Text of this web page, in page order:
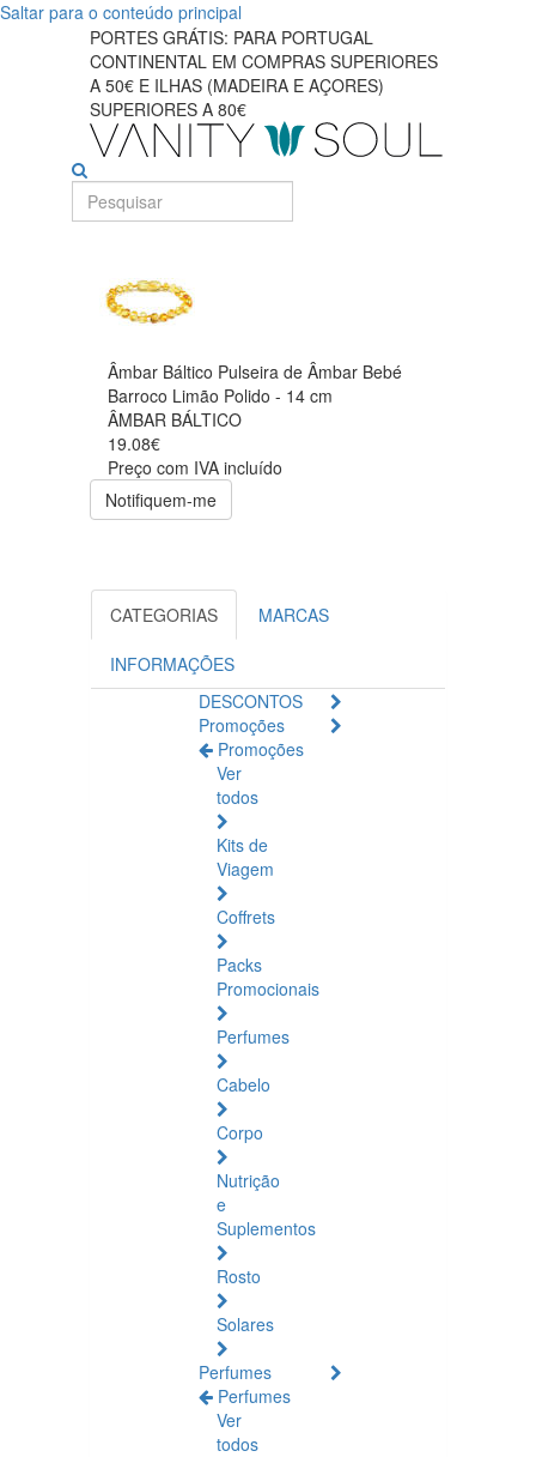
Saltar para o conteúdo principal
PORTES GRÁTIS: PARA PORTUGAL
CONTINENTAL EM COMPRAS SUPERIORES
A 50€ E ILHAS (MADEIRA E AÇORES)
SUPERIORES A 80€
Âmbar Báltico Pulseira de Âmbar Bebé
Barroco Limão Polido - 14 cm
ÂMBAR BÁLTICO
19.08€
Preço com IVA incluído
Notifiquem-me
CATEGORIAS MARCAS
INFORMAÇÕES
DESCONTOS
Promoções
Promoções
Ver
todos
Kits de
Viagem
Coffrets
Packs
Promocionais
Perfumes
Cabelo
Corpo
Nutrição
e
Suplementos
Rosto
Solares
Perfumes
Perfumes
Ver
todos